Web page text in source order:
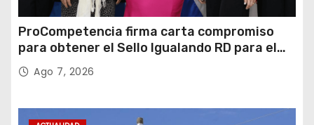
ProCompetencia firma carta compromiso
para obtener el Sello Igualando RD para el
Sector Público
Ago 7, 2026